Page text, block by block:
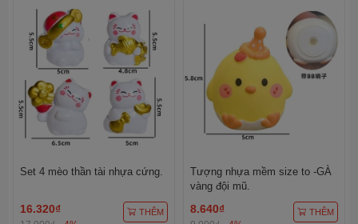
Set 4 mèo thần tài nhựa cứng.
16.320₫ THÊM
Tượng nhựa mềm size to -GÀ
vàng đội mũ.
8.640₫ THÊM